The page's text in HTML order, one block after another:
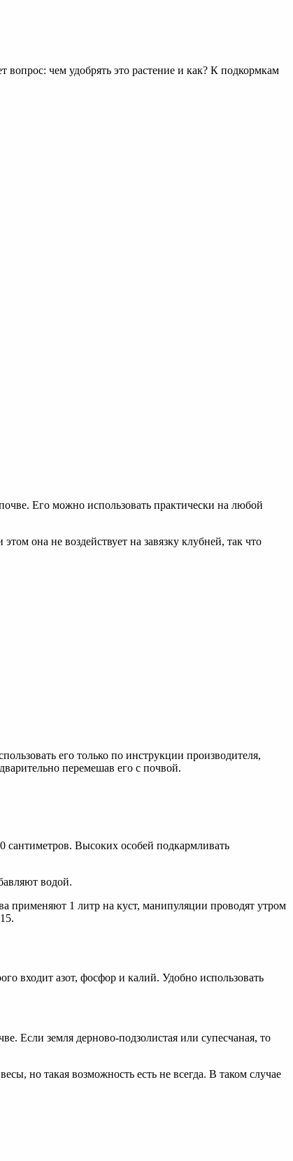
чем удобрять это растение и как? К подкормкам
Его можно использовать практически на любой
она не воздействует на завязку клубней, так что
его только по инструкции производителя,
перемешав его с почвой.
сантиметров. Высоких особей подкармливать
водой.
применяют 1 литр на куст, манипуляции проводят утром
входит азот, фосфор и калий. Удобно использовать
Если земля дерново-подзолистая или супесчаная, то
но такая возможность есть не всегда. В таком случае